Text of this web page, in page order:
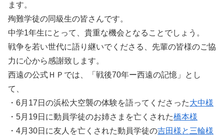
ます。
殉難学徒の同級生の皆さんです。
中学1年生にとって、貴重な機会となることでしょう。
戦争を若い世代に語り継いでくださる、先輩の皆様のご協
力に心から感謝致します。
西遠の公式ＨＰでは、「戦後70年ー西遠の記憶」とし
て、
・6月17日の浜松大空襲の体験を語ってくださった大中様
・5月19日に動員学徒のお姉さまを亡くされた橋本様
・4月30日に友人を亡くされた動員学徒の吉田様と三輪様